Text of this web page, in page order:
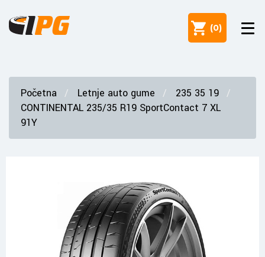
(0)
Početna Letnje auto gume
235 35 19
CONTINENTAL 235/35 R19 SportContact 7 XL
91Y